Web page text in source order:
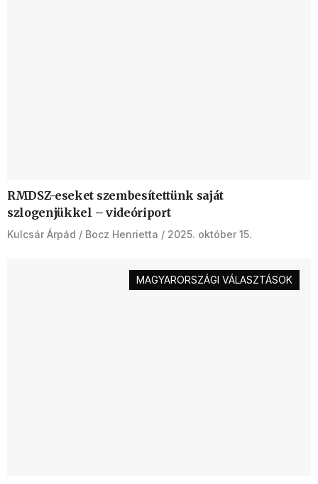
RMDSZ-eseket szembesítettünk saját
szlogenjükkel – videóriport
Kulcsár Árpád Bocz Henrietta 2025. október 15.
MAGYARORSZÁGI VÁLASZTÁSOK